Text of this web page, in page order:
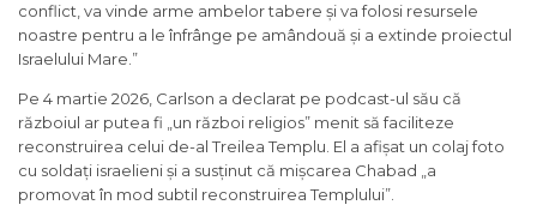
conflict, va vinde arme ambelor tabere și va folosi resursele
noastre pentru a le înfrânge pe amândouă și a extinde proiectul
Israelului Mare.”
Pe 4 martie 2026, Carlson a declarat pe podcast-ul său că
războiul ar putea fi „un război religios” menit să faciliteze
reconstruirea celui de-al Treilea Templu. El a afișat un colaj foto
cu soldați israelieni și a susținut că mișcarea Chabad „a
promovat în mod subtil reconstruirea Templului”.